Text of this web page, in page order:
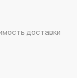
доставки